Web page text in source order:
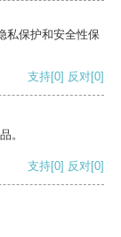
私保护和安全性保
支持[0] 反对[0]
。
支持[0] 反对[0]